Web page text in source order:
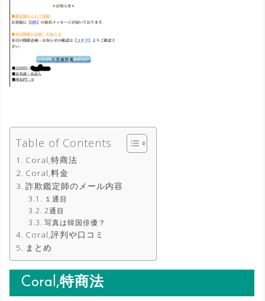
Table of Contents
Coral,特商法
Coral,料金
詐欺鑑定師のメール内容
１通目
2通目
写真は韓国俳優？
Coral,評判や口コミ
まとめ
Coral,特商法